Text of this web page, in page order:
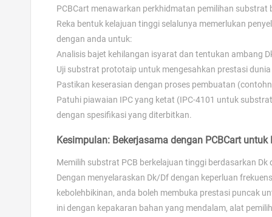
PCBCart menawarkan perkhidmatan pemilihan
Reka bentuk kelajuan tinggi selalunya memerlukan
dengan anda untuk:
Analisis bajet kehilangan isyarat dan tentukan ambang
Uji substrat prototaip untuk mengesahkan prestasi
Pastikan keserasian dengan proses pembuatan
Patuhi piawaian IPC yang ketat (IPC-4101 untuk
dengan spesifikasi yang diterbitkan.
Kesimpulan: Bekerjasama dengan PCBCart
Memilih substrat PCB berkelajuan tinggi berdasarkan
Dengan menyelaraskan Dk/Df dengan keperluan
kebolehbikinan, anda boleh membuka prestasi puncak
ini dengan kepakaran bahan yang mendalam, alat